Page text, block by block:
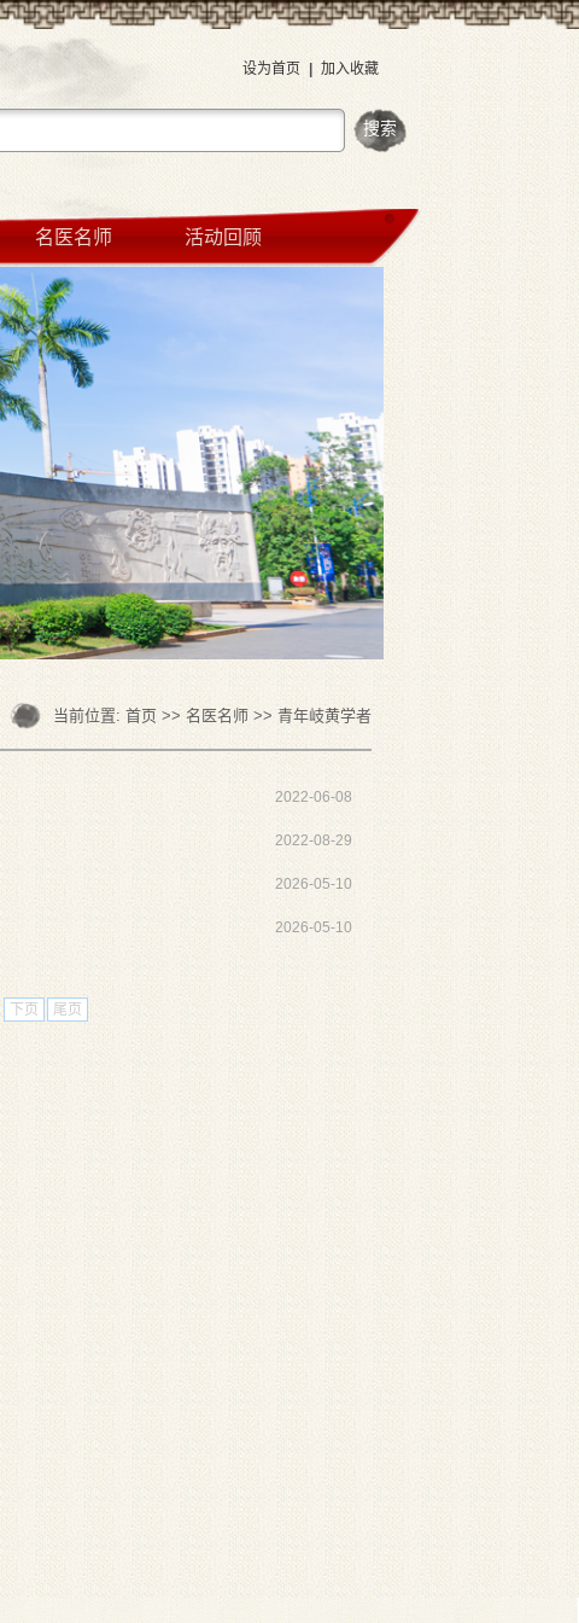
设为首页 加入收藏
名医名师 活动回顾
当前位置: 首页 >> 名医名师 >> 青年岐黄学者
2022-06-08
2022-08-29
2026-05-10
2026-05-10
下页 尾页